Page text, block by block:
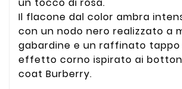
un tocco di rosa.
Il flacone dal color ambra
con un nodo nero realizzato a
gabardine e un raffinato tappo
effetto corno ispirato ai
coat Burberry.